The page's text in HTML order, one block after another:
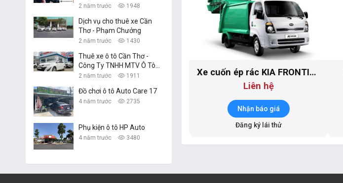
2 năm trước 1948
Dịch vụ cho thuê xe Cần
Thơ - Phạm Chưởng
2 năm trước 1430
Thuê xe ô tô Cần Thơ -
Công Ty TNHH MTV Ô Tô
Trường Dũng
2 năm trước 1911
Đồ chơi ô tô Auto Care 17
4 năm trước 2735
Phụ kiện ô tô HP Auto
4 năm trước 3480
Xe cuốn ép rác KIA FRONTIER
K250B
Liên hệ
Nhận báo giá
Đăng ký lái thử